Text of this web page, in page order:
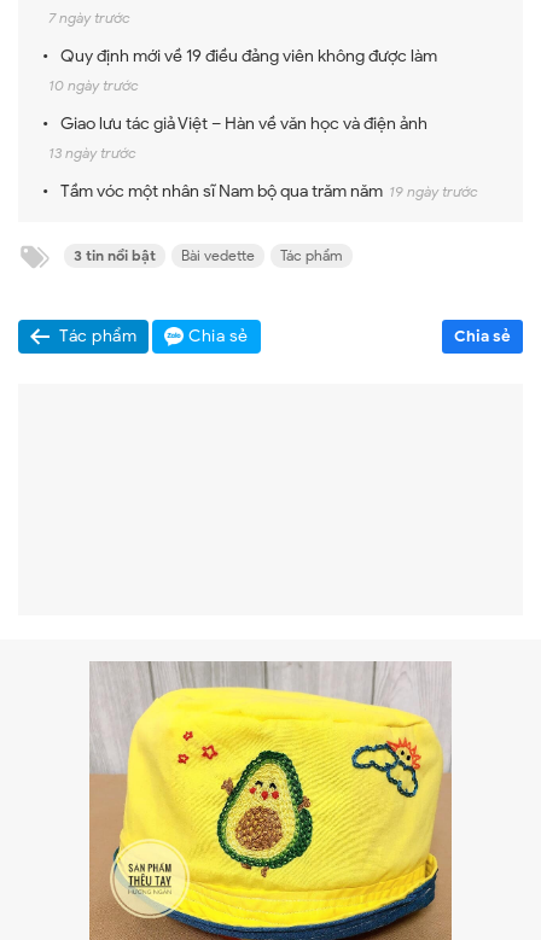
7 ngày trước
Quy định mới về 19 điều đảng viên không được làm
10 ngày trước
Giao lưu tác giả Việt – Hàn về văn học và điện ảnh
13 ngày trước
Tầm vóc một nhân sĩ Nam bộ qua trăm năm 19 ngày trước
3 tin nổi bật Bài vedette Tác phẩm
Tác phẩm Chia sẻ Chia sẻ